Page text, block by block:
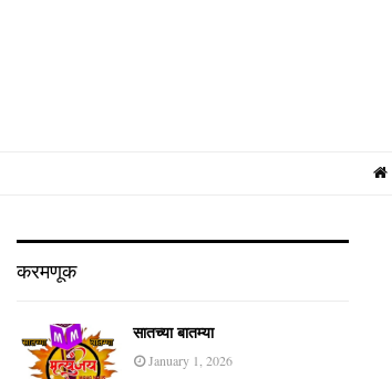
करमणूक
सातच्या बातम्या
January 1, 2026